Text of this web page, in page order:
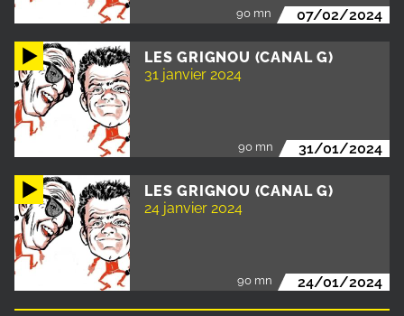
90 mn 07/02/2024
LES GRIGNOU (CANAL G)
31 janvier 2024
90 mn 31/01/2024
LES GRIGNOU (CANAL G)
24 janvier 2024
90 mn 24/01/2024